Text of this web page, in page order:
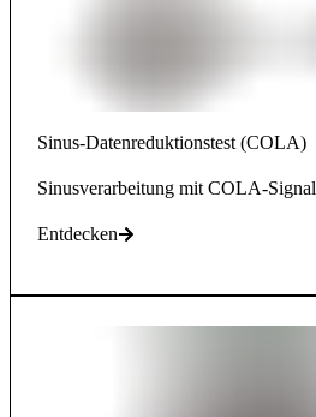
Sinus-Datenreduktionstest (COLA)
Sinusverarbeitung mit COLA-Signal
Entdecken